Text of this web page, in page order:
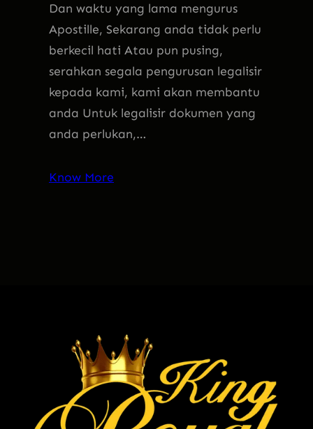
Dan waktu yang lama mengurus
Apostille, Sekarang anda tidak perlu
berkecil hati Atau pun pusing,
serahkan segala pengurusan legalisir
kepada kami, kami akan membantu
anda Untuk legalisir dokumen yang
anda perlukan,…
Know More